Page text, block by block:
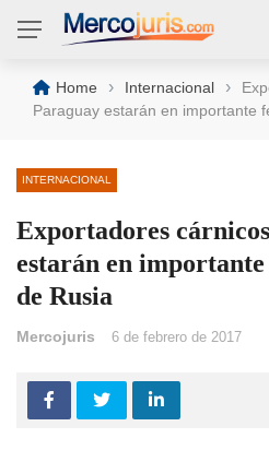
Home › Internacional ›
Paraguay estarán en importante
INTERNACIONAL
Exportadores
estarán en
de Rusia
Mercojuris 6 de febrero de 2017